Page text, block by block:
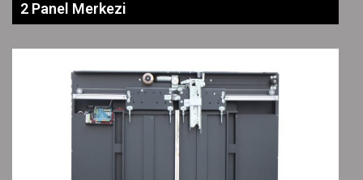
2 Panel Merkezi